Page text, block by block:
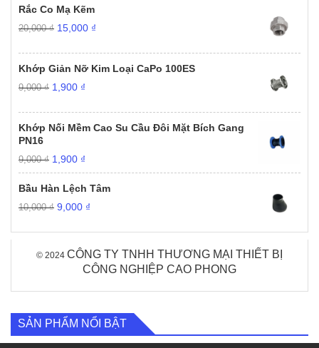
15,000 ₫.
là:
Rắc Co Mạ Kẽm
20,000₫ Giá
là:
20,000 ₫.
15,000 ₫
tại
là:
Khớp Giản Nỡ Kim Loại CaPo 100ES
9,000₫ Giá
là:
9,000 ₫.
1,900 ₫
tại
là:
Khớp Nối Mềm Cao Su Cầu Đôi Mặt Bích Gang
PN16
9,000₫ Giá
gốc
9,000 ₫.
1,900 ₫
hiện
tại
1,900 ₫.
Bầu Hàn Lệch Tâm
10,000₫ Giá
là:
9,000 ₫
tại
9,000 ₫.
© 2024 CÔNG TY TNHH THƯƠNG MẠI THIẾT BỊ
CÔNG NGHIỆP CAO PHONG
SẢN PHẨM NỔI BẬT